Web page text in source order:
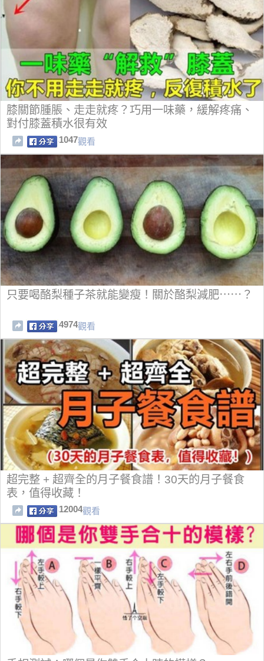
膝關節腫脹、走走就疼？巧用一味藥，緩解疼痛、
對付膝蓋積水很有效
1047觀看
只要喝酪梨種子茶就能變瘦！關於酪梨減肥⋯⋯？
4974觀看
超完整 + 超齊全的月子餐食譜！30天的月子餐食
表，值得收藏！
12004觀看